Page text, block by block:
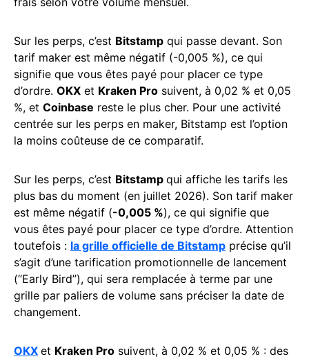
Sur les perps, c’est Bitstamp qui passe devant. Son
tarif maker est même négatif (-0,005 %), ce qui
signifie que vous êtes payé pour placer ce type
d’ordre. OKX et Kraken Pro suivent, à 0,02 % et 0,05
%, et Coinbase reste le plus cher. Pour une activité
centrée sur les perps en maker, Bitstamp est l’option
la moins coûteuse de ce comparatif.
Sur les perps, c’est Bitstamp qui affiche les tarifs les
plus bas du moment (en juillet 2026). Son tarif maker
est même négatif (-0,005 %), ce qui signifie que
vous êtes payé pour placer ce type d’ordre. Attention
toutefois : la grille officielle de Bitstamp précise qu’il
s’agit d’une tarification promotionnelle de lancement
(“Early Bird”), qui sera remplacée à terme par une
grille par paliers de volume sans préciser la date de
changement.
OKX et Kraken Pro suivent, à 0,02 % et 0,05 % : des